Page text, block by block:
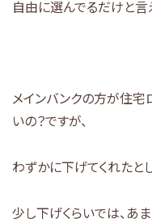
自由に選んでるだけと言
メインバンクの方が住宅
いの？ですが、
わずかに下げてくれたと
少し下げくらいでは、あ